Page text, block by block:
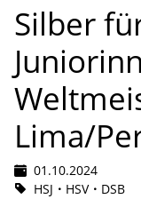
Silber
Lima/
01.10.2024
HSJ
HSV DSB